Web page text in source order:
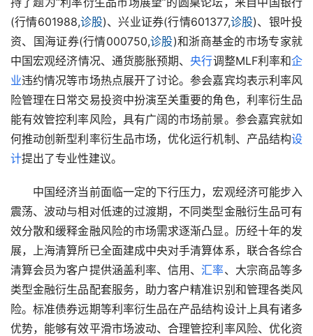
(行情601988,诊股)、兴业证券(行情601377,诊股)、银叶投
资、国海证券(行情000750,诊股)和浙商基金的市场专家就
中国宏观经济情况、通货膨胀预期、央行调整MLF利率和企
业违约情况等市场热点展开了讨论。参会嘉宾均表示利率风
险管理在日常交易投资中扮演至关重要的角色，利率衍生品
能有效管控利率风险，具有广阔的市场前景。参会嘉宾就如
何推动创新型利率衍生品市场，优化运行机制、产品结构设
计提出了专业性建议。
中国经济当前面临一定的下行压力，宏观经济可能步入
震荡、波动与相对低速的过渡期，不同类型金融衍生品可有
效分散和缓释金融风险的市场需求逐渐凸显。历经十年的发
展，上海清算所已全面建成中央对手清算体系，联合各综合
清算会员为客户提供涵盖利率、信用、 汇率、大宗商品等多
类型金融衍生品配套服务，助力客户精准识别和管理各类风
险。标准债券远期等利率衍生品在产品结构设计上具有诸多
优势，能够有效平滑市场波动、合理管控利率风险、优化资